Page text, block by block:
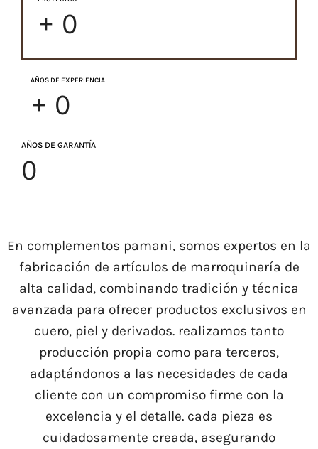
+ 0
AÑOS DE EXPERIENCIA
+ 0
AÑOS DE GARANTÍA
0
En complementos pamani, somos expertos en la
fabricación de artículos de marroquinería de
alta calidad, combinando tradición y técnica
avanzada para ofrecer productos exclusivos en
cuero, piel y derivados. realizamos tanto
producción propia como para terceros,
adaptándonos a las necesidades de cada
cliente con un compromiso firme con la
excelencia y el detalle. cada pieza es
cuidadosamente creada, asegurando